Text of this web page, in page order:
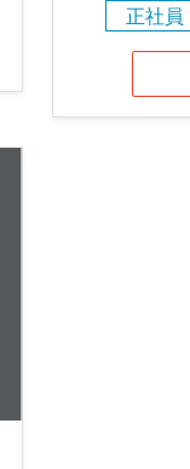
正社員